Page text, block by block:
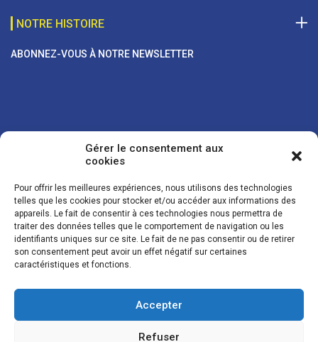
Gérer le consentement aux
cookies
Pour offrir les meilleures expériences, nous utilisons des technologies
telles que les cookies pour stocker et/ou accéder aux informations des
appareils. Le fait de consentir à ces technologies nous permettra de
traiter des données telles que le comportement de navigation ou les
identifiants uniques sur ce site. Le fait de ne pas consentir ou de retirer
son consentement peut avoir un effet négatif sur certaines
caractéristiques et fonctions.
Accepter
Refuser
NOTRE HISTOIRE
ABONNEZ-VOUS À NOTRE NEWSLETTER
Vos coordonnées sont uniquement utilisées pour vous envoyer des
lettres d'information sur nos activités. Vous pouvez à tout moment
utiliser le lien de désinscription figurant dans la lettre d'information.
© LES NOUVELLES DE LA BOULANGERIE - Tous droits réservés - Réalisation :
Josh Digital
Mentions légales